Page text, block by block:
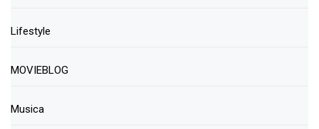
Lifestyle
MOVIEBLOG
Musica